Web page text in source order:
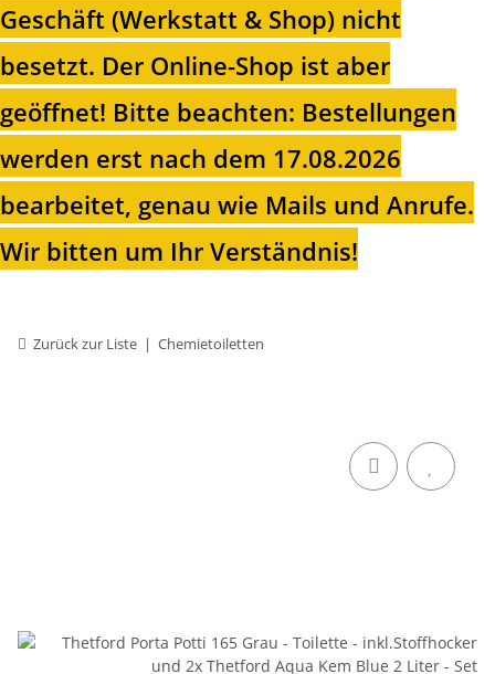
Geschäft (Werkstatt & Shop) nicht
besetzt. Der Online-Shop ist aber
geöffnet! Bitte beachten: Bestellungen
werden erst nach dem 17.08.2026
bearbeitet, genau wie Mails und Anrufe.
Wir bitten um Ihr Verständnis!
Zurück zur Liste Chemietoiletten